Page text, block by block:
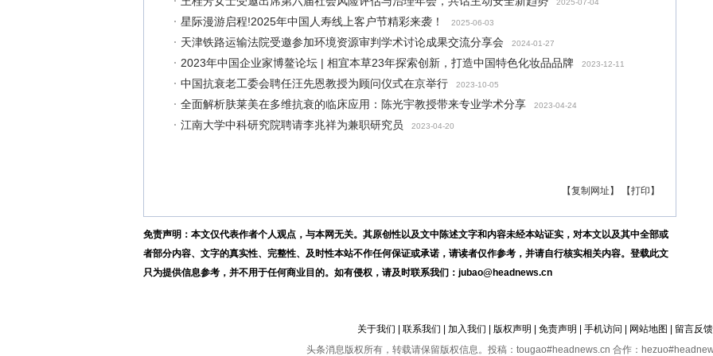
2025-07-04
星际漫游启程!2025年中国人寿线上客户节精彩来袭！ 2025-06-03
天津铁路运输法院受邀参加环境资源审判学术讨论成果交流分享会 2024-01-27
2023年中国企业家博鳌论坛 | 相宜本草23年探索创新，打造中国特色化妆品品牌 2023-12-11
中国抗衰老工委会聘任汪先恩教授为顾问仪式在京举行 2023-10-05
全面解析肤莱美在多维抗衰的临床应用：陈光宇教授带来专业学术分享 2023-04-24
江南大学中科研究院聘请李兆祥为兼职研究员 2023-04-20
【复制网址】 【打印】
免责声明：本文仅代表作者个人观点，与本网无关。其原创性以及文中陈述文字和内容未经本站证实，对本文以及其中全部或
者部分内容、文字的真实性、完整性、及时性本站不作任何保证或承诺，请读者仅作参考，并请自行核实相关内容。登载此文
只为提供信息参考，并不用于任何商业目的。如有侵权，请及时联系我们：jubao@headnews.cn
关于我们 联系我们 加入我们 版权声明 免责声明 手机访问 网站地图
留言反馈
头条消息版权所有，转载请保留版权信息。投稿：tougao#headnews.cn 合作：